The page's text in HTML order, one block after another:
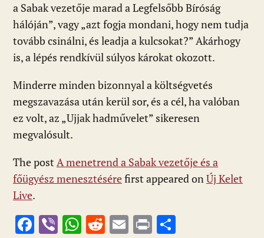
a Sabak vezetője marad a Legfelsőbb Bíróság
hálóján”, vagy „azt fogja mondani, hogy nem tudja
tovább csinálni, és leadja a kulcsokat?” Akárhogy
is, a lépés rendkívül súlyos károkat okozott.
Minderre minden bizonnyal a költségvetés
megszavazása után kerül sor, és a cél, ha valóban
ez volt, az „Ujjak hadművelet” sikeresen
megvalósult.
The post A menetrend a Sabak vezetője és a
főügyész menesztésérefirst appeared onÚj Kelet
Live.
F Vi W R E Pr